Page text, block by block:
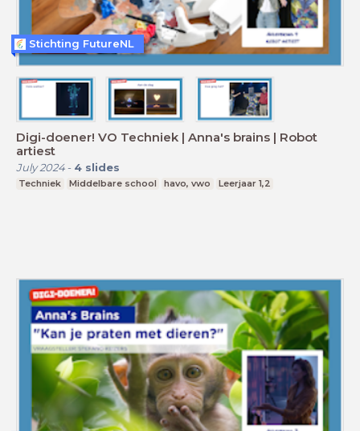
Digi-doener! VO Techniek | Anna's brains | Robot
artiest
July 2024- 4 slides
Techniek Middelbare school havo, vwo Leerjaar 1,2
Stichting FutureNL